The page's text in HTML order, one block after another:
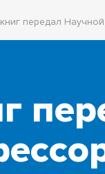
передал